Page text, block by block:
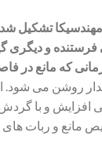
گیرنده مادون قرمز تشخیص
فرستنده و دیگری
که مانع در
افزایش و با
مانع و ربات